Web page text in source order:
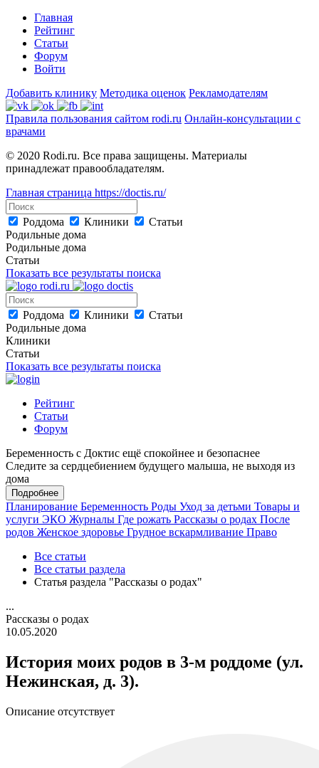
Главная
Рейтинг
Статьи
Форум
Войти
Добавить клинику Методика оценок Рекламодателям
Правила пользования сайтом rodi.ru Онлайн-консультации с
врачами
© 2020 Rodi.ru. Все права защищены. Материалы
принадлежат правообладателям.
Главная страница https://doctis.ru/
Роддома Клиники
Статьи
Родильные дома
Родильные дома
Статьи
Показать все результаты поиска
Роддома Клиники
Статьи
Родильные дома
Клиники
Статьи
Показать все результаты поиска
Рейтинг
Статьи
Форум
Беременность с Доктис ещё спокойнее и безопаснее
Следите за сердцебиением будущего малыша, не выходя из
дома
Подробнее
Планирование Беременность Роды Уход за детьми Товары и
услуги ЭКО Журналы Где рожать Рассказы о родах После
родов Женское здоровье Грудное вскармливание Право
Все статьи
Все статьи раздела
Статья раздела "Рассказы о родах"
...
Рассказы о родах
10.05.2020
История моих родов в 3-м роддоме (ул.
Нежинская, д. 3).
Описание отсутствует